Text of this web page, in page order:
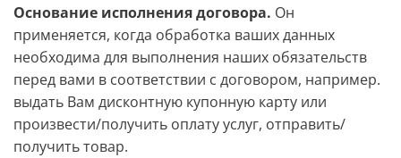
Основание исполнения договора. Он
применяется, когда обработка ваших данных
необходима для выполнения наших обязательств
перед вами в соответствии с договором, например.
выдать Вам дисконтную купонную карту или
произвести/получить оплату услуг, отправить/
получить товар.